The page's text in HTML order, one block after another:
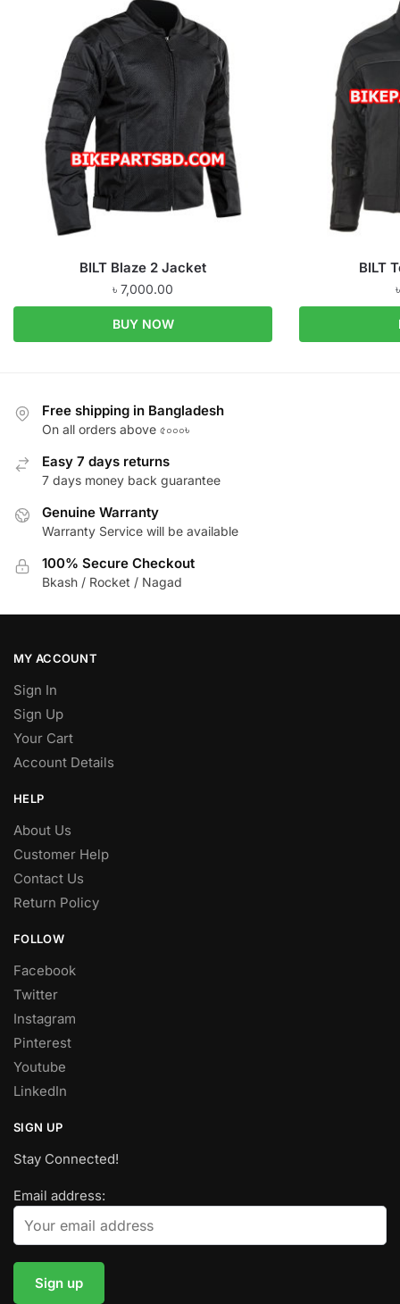
BILT Blaze 2 Jacket
৳ 7,000.00
BUY NOW
BILT
Free shipping in Bangladesh
On all orders above ৫০০০৳
Easy 7 days returns
7 days money back guarantee
Genuine Warranty
Warranty Service will be available
100% Secure Checkout
Bkash / Rocket / Nagad
MY ACCOUNT
Sign In
Sign Up
Your Cart
Account Details
HELP
About Us
Customer Help
Contact Us
Return Policy
FOLLOW
Facebook
Twitter
Instagram
Pinterest
Youtube
LinkedIn
SIGN UP
Stay Connected!
Email address: